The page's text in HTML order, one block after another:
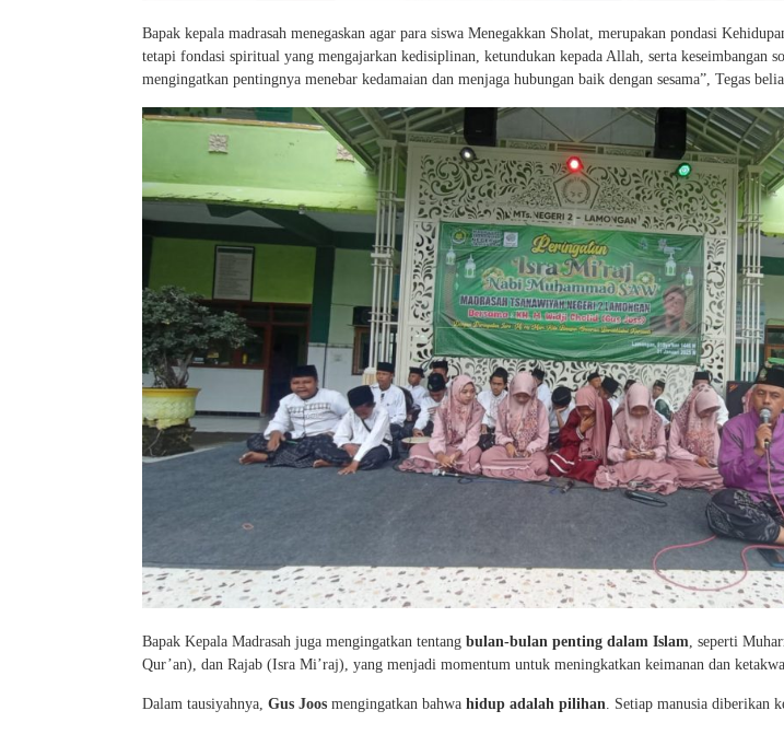
Bapak kepala madrasah menegaskan agar para siswa Menegakkan Sholat, merupakan pondasi
tetapi fondasi spiritual yang mengajarkan kedisiplinan, ketundukan kepada Allah, serta keseimbangan
mengingatkan pentingnya menebar kedamaian dan menjaga hubungan baik dengan sesama”, Tegas
Bapak Kepala Madrasah juga mengingatkan tentang bulan-bulan penting dalam Islam, seperti
Qur’an), dan Rajab (Isra Mi’raj), yang menjadi momentum untuk meningkatkan keimanan dan
Dalam tausiyahnya, Gus Joos mengingatkan bahwa hidup adalah pilihan. Setiap manusia diberikan